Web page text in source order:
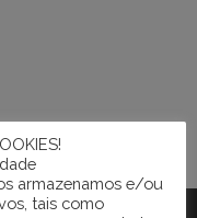
armazenamos e/ou
tais como